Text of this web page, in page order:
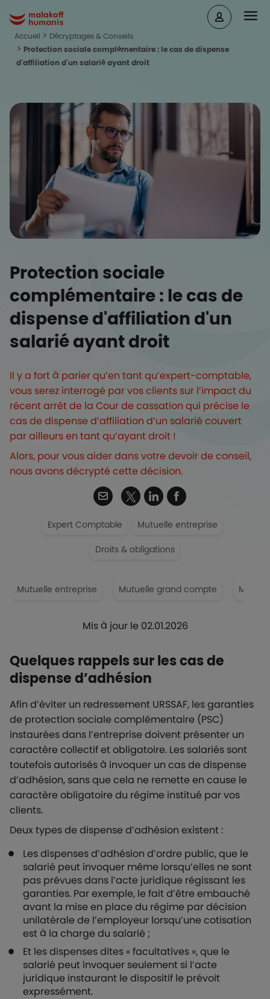
Malakoff Humanis Accueil
Accueil
Décryptages & Conseils
Protection sociale complémentaire : le cas de dispense
d'affiliation d'un salarié ayant droit
Protection sociale
complémentaire : le cas de
dispense d'affiliation d'un
salarié ayant droit
Il y a fort à parier qu’en tant qu’expert-comptable,
vous serez interrogé par vos clients sur l’impact du
récent arrêt de la Cour de cassation qui précise le
cas de dispense d’affiliation d’un salarié couvert
par ailleurs en tant qu’ayant droit !
Alors, pour vous aider dans votre devoir de conseil,
nous avons décrypté cette décision.
Mis à jour le 02.01.2026
Expert Comptable Mutuelle entreprise
Droits & obligations
Mutuelle entreprise Mutuelle grand compte
Twitter
Quelques rappels sur les cas de
dispense d’adhésion
Afin d’éviter un redressement URSSAF, les garanties
de protection sociale complémentaire (PSC)
instaurées dans l’entreprise doivent présenter un
caractère collectif et obligatoire. Les salariés sont
toutefois autorisés à invoquer un cas de dispense
d’adhésion, sans que cela ne remette en cause le
caractère obligatoire du régime institué par vos
clients.
Deux types de dispense d’adhésion existent :
Les dispenses d’adhésion d’ordre public, que le
salarié peut invoquer même lorsqu’elles ne sont
pas prévues dans l’acte juridique régissant les
garanties. Par exemple, le fait d’être embauché
avant la mise en place du régime par décision
unilatérale de l’employeur lorsqu’une cotisation
est à la charge du salarié ;
Et les dispenses dites « facultatives », que le
salarié peut invoquer seulement si l’acte
juridique instaurant le dispositif le prévoit
expressément.